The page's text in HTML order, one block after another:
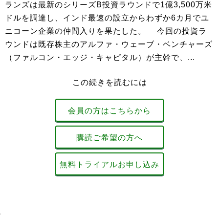
ランズは最新のシリーズB投資ラウンドで1億3,500万米
ドルを調達し、インド最速の設立からわずか6カ月でユ
ニコーン企業の仲間入りを果たした。 今回の投資ラ
ウンドは既存株主のアルファ・ウェーブ・ベンチャーズ
（ファルコン・エッジ・キャピタル）が主幹で、...
この続きを読むには
会員の方はこちらから
購読ご希望の方へ
無料トライアルお申し込み